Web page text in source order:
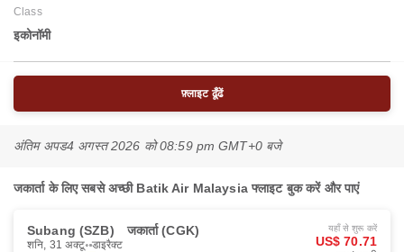
Class
इकोनॉमी
फ़्लाइट ढूँढें
अंतिम अपड4 अगस्त 2026 को 08:59 pm GMT+0 बजे
जकार्ता के लिए सबसे अच्छी Batik Air Malaysia फ्लाइट बुक करें और पाएं
Subang (SZB) जकार्ता (CGK)
शनि, 31 अक्टू॰ डाइरैक्ट
यहाँ से शुरू करें
US$ 70.71